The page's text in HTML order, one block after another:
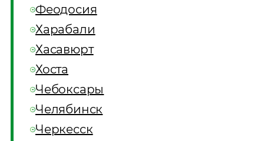
Феодосия
Харабали
Хасавюрт
Хоста
Чебоксары
Челябинск
Черкесск